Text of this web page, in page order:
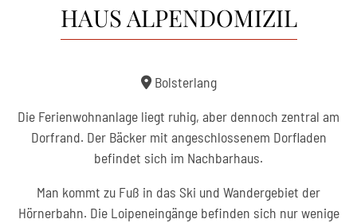
HAUS ALPENDOMIZIL
Bolsterlang
Die Ferienwohnanlage liegt ruhig, aber dennoch zentral am
Dorfrand. Der Bäcker mit angeschlossenem Dorfladen
befindet sich im Nachbarhaus.
Man kommt zu Fuß in das Ski und Wandergebiet der
Hörnerbahn. Die Loipeneingänge befinden sich nur wenige